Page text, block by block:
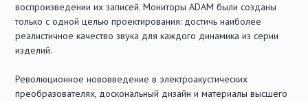
воспроизведении их записей. Мониторы ADAM были созданы
только с одной целью проектирования: достичь наиболее
реалистичное качество звука для каждого динамика из серии
изделий.
Революционное нововведение в электроакустических
преобразователях, доскональный дизайн и материалы высшего